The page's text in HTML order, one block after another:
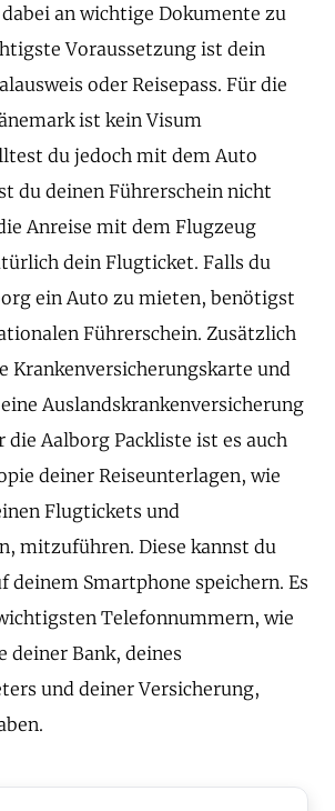
an wichtige Dokumente zu
Voraussetzung ist dein
oder Reisepass. Für die
ist kein Visum
du jedoch mit dem Auto
du deinen Führerschein nicht
Anreise mit dem Flugzeug
dein Flugticket. Falls du
ein Auto zu mieten, benötigst
Führerschein. Zusätzlich
Krankenversicherungskarte und
Auslandskrankenversicherung
Aalborg Packliste ist es auch
deiner Reiseunterlagen, wie
Flugtickets und
mitzuführen. Diese kannst du
deinem Smartphone speichern. Es
Telefonnummern, wie
deiner Bank, deines
und deiner Versicherung,